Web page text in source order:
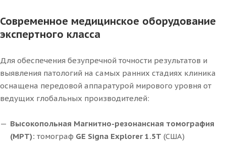
Современное медицинское оборудование
экспертного класса
Для обеспечения безупречной точности результатов и
выявления патологий на самых ранних стадиях клиника
оснащена передовой аппаратурой мирового уровня от
ведущих глобальных производителей:
Высокопольная Магнитно-резонансная томография
(МРТ): томограф GE Signa Explorer 1.5T (США)